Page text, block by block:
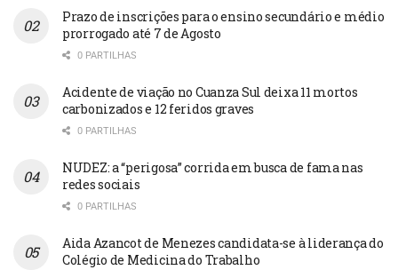
Prazo de inscrições para o ensino secundário e médio
prorrogado até 7 de Agosto
0 PARTILHAS
Acidente de viação no Cuanza Sul deixa 11 mortos
carbonizados e 12 feridos graves
0 PARTILHAS
NUDEZ: a “perigosa” corrida em busca de fama nas
redes sociais
0 PARTILHAS
Aida Azancot de Menezes candidata-se à liderança do
Colégio de Medicina do Trabalho